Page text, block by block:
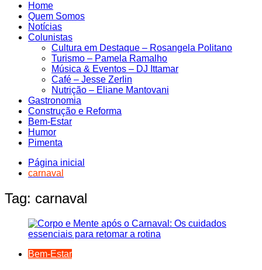
Home
Quem Somos
Notícias
Colunistas
Cultura em Destaque – Rosangela Politano
Turismo – Pamela Ramalho
Música & Eventos – DJ Ittamar
Café – Jesse Zerlin
Nutrição – Eliane Mantovani
Gastronomia
Construção e Reforma
Bem-Estar
Humor
Pimenta
Página inicial
carnaval
Tag: carnaval
Bem-Estar